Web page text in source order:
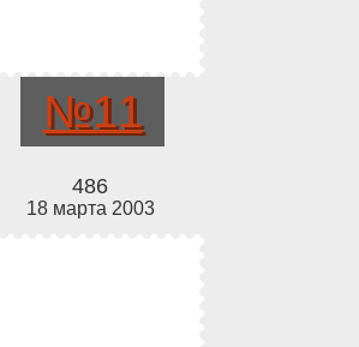
№11
486
18 марта 2003